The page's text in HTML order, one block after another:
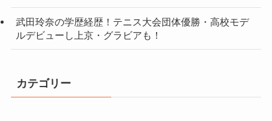
武田玲奈の学歴経歴！テニス大会団体優勝・高校モデ
ルデビューし上京・グラビアも！
カテゴリー